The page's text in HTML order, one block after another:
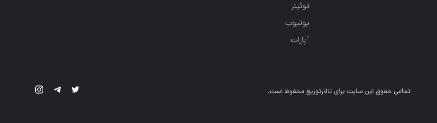
توئیتر
یوتیوب
آپارات
تمامی حقوق این سایت برای تالارتوزیع محفوظ است.